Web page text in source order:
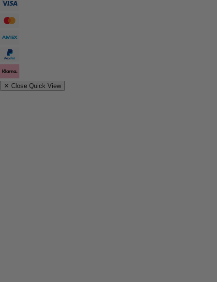
✕ Close Quick View